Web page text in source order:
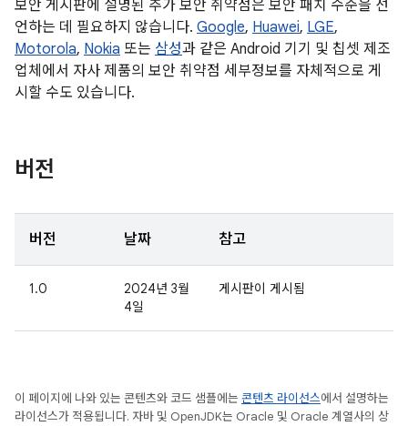
보안 게시판에 설명된 추가 보안 취약점은 보안 패치 수준을 선
언하는 데 필요하지 않습니다. Google, Huawei, LGE,
Motorola, Nokia 또는 삼성과 같은 Android 기기 및 칩셋 제조
업체에서 자사 제품의 보안 취약점 세부정보를 자체적으로 게
시할 수도 있습니다.
버전
버전 날짜 참고
1.0
2024년 3월
4일
게시판이 게시됨
이 페이지에 나와 있는 콘텐츠와 코드 샘플에는 콘텐츠 라이선스에서 설명하는
라이선스가 적용됩니다. 자바 및 OpenJDK는 Oracle 및 Oracle 계열사의 상